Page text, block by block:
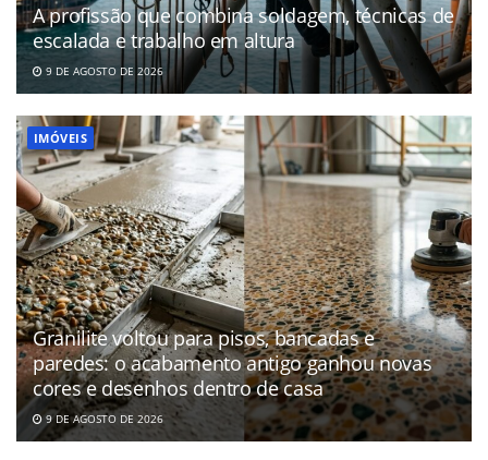
A profissão que combina soldagem, técnicas de
escalada e trabalho em altura
9 DE AGOSTO DE 2026
IMÓVEIS
Granilite voltou para pisos, bancadas e
paredes: o acabamento antigo ganhou novas
cores e desenhos dentro de casa
9 DE AGOSTO DE 2026